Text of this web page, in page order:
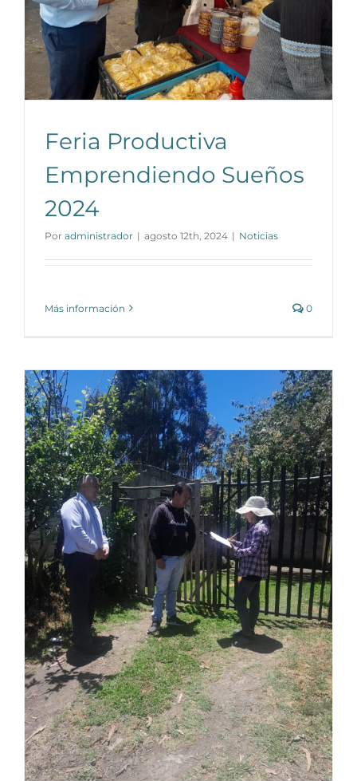
Feria Productiva
Emprendiendo Sueños
2024
Por administrador | agosto 12th, 2024 | Noticias
Más información 0